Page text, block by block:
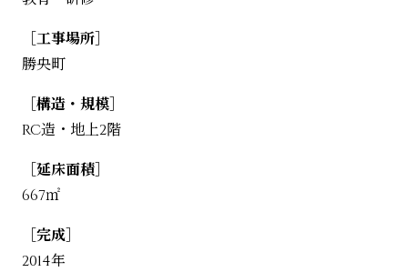
［工事場所］
勝央町
［構造・規模］
RC造・地上2階
［延床面積］
667㎡
［完成］
2014年